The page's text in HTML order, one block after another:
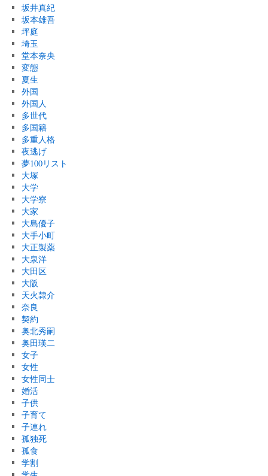
坂井真紀
坂本雄吾
坪庭
埼玉
堂本奈央
変態
夏生
外国
外国人
多世代
多国籍
多重人格
夜逃げ
夢100リスト
大塚
大学
大学寮
大家
大島優子
大手小町
大正製薬
大泉洋
大田区
大阪
天火隷介
奈良
契約
奥北秀嗣
奥田瑛二
女子
女性
女性同士
婚活
子供
子育て
子連れ
孤独死
孤食
学割